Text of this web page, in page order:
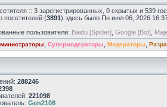
:: 3 зарегистрированных, 0 скрытых и 539
посетителей (3891) здесь было Пн июл 06, 2026
пользователи: Baidu [Spider] Google [Bot]
Супермодераторы Модераторы
288246
221098
Gen2108